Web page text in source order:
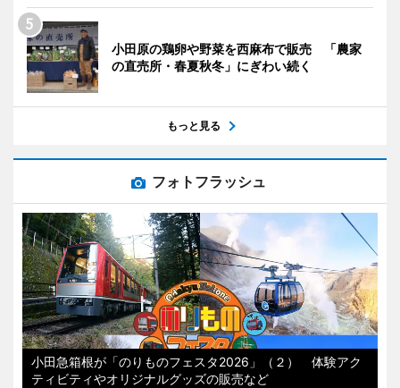
小田原の鶏卵や野菜を西麻布で販売 「農家
の直売所・春夏秋冬」にぎわい続く
もっと見る
フォトフラッシュ
小田急箱根が「のりものフェスタ2026」（２） 体験アク
ティビティやオリジナルグッズの販売など